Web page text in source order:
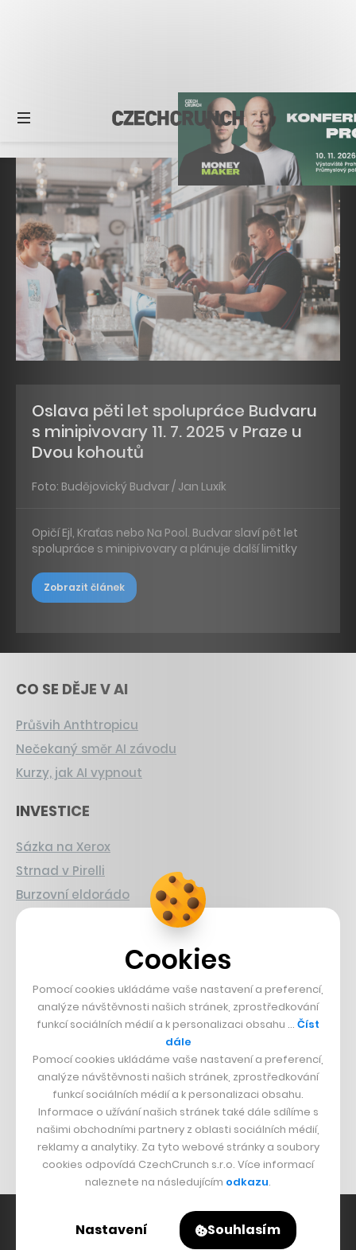
Oslava pěti let spolupráce Budvaru
s minipivovary 11. 7. 2025 v Praze u
Dvou kohoutů
Foto: Budějovický Budvar / Jan Luxík
Opičí Ejl, Kraťas nebo Na Pool. Budvar slaví pět let
spolupráce s minipivovary a plánuje další limitky
Zobrazit článek
CO SE DĚJE V AI
Průšvih Anthtropicu
Nečekaný směr AI závodu
Kurzy, jak AI vypnout
INVESTICE
Sázka na Xerox
Strnad v Pirelli
Burzovní eldorádo
Boční projekt, co se zvrtnul
Francouzský šéfkuchař na Šumavě
Dva golfisti, co pečou
DESIGN
Bomma není tichá
Originální hodinky
Nábytek z betonu
Cookies
Pomocí cookies ukládáme vaše nastavení a preferencí,
analýze návštěvnosti našich stránek, zprostředkování
funkcí sociálních médií a k personalizaci obsahu … Číst
dále
Pomocí cookies ukládáme vaše nastavení a preferencí,
analýze návštěvnosti našich stránek, zprostředkování
funkcí sociálních médií a k personalizaci obsahu.
Informace o užívání našich stránek také dále sdílíme s
našimi obchodními partnery z oblasti sociálních médií,
reklamy a analytiky. Za tyto webové stránky a soubory
cookies odpovídá CzechCrunch s.r.o. Více informací
naleznete na následujícím odkazu.
Nastavení Souhlasím